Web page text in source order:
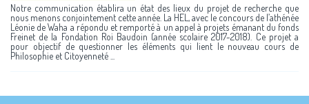
Notre communication établira un état des lieux du projet de recherche que
nous menons conjointement cette année. La HEL, avec le concours de l’athénée
Léonie de Waha a répondu et remporté à un appel à projets émanant du fonds
Freinet de la Fondation Roi Baudoin (année scolaire 2017-2018). Ce projet a
pour objectif de questionner les éléments qui lient le nouveau cours de
Philosophie et Citoyenneté ...